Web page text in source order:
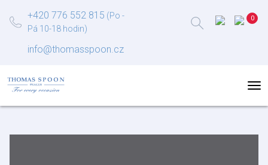
+420 776 552 815 (Po -
Pá 10-18 hodin)
info@thomasspoon.cz